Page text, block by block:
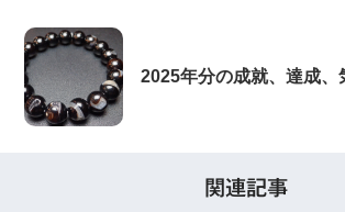
2025年分の成就、達成、
関連記事